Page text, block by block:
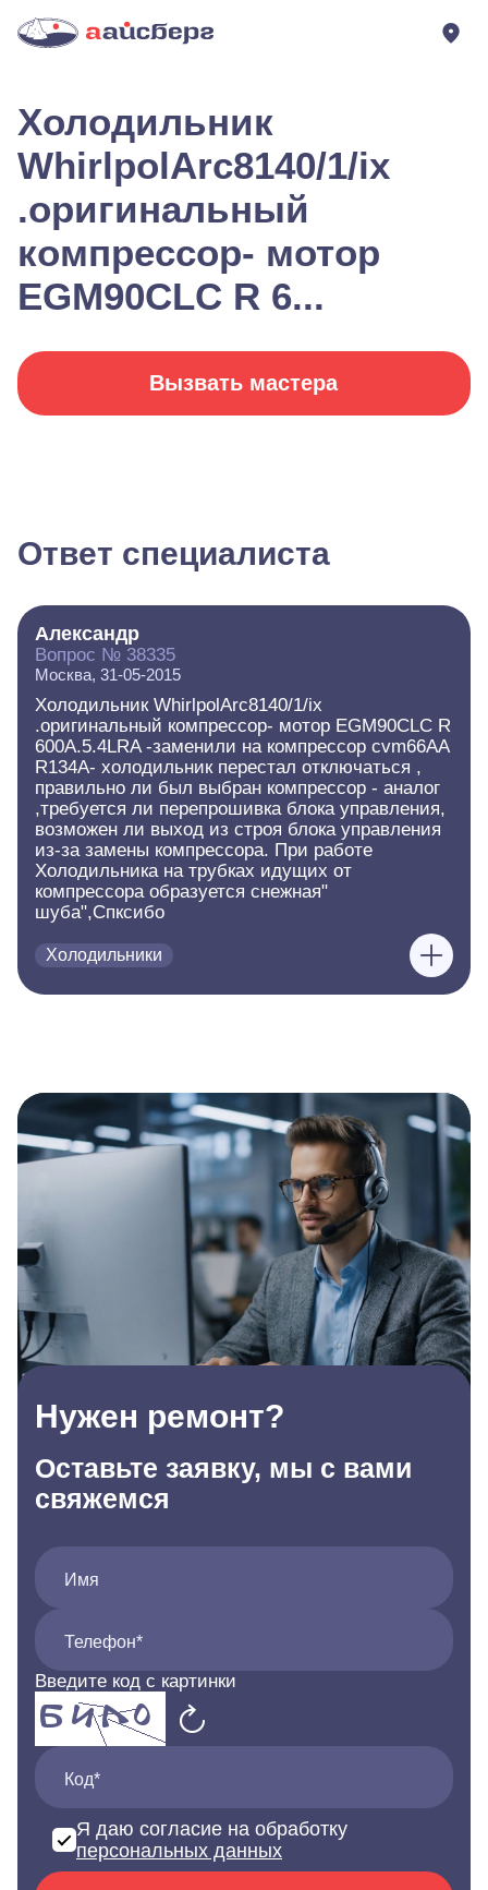
Холодильник
WhirlpolArc8140/1/ix
.оригинальный
компрессор- мотор
EGM90CLC R 6...
Вызвать мастера
Ответ специалиста
Александр
Вопрос № 38335
Москва, 31-05-2015
Холодильник WhirlpolArc8140/1/ix
.оригинальный компрессор- мотор EGM90CLC R
600A.5.4LRA -заменили на компрессор cvm66AA
R134A- холодильник перестал отключаться ,
правильно ли был выбран компрессор - аналог
,требуется ли перепрошивка блока управления,
возможен ли выход из строя блока управления
из-за замены компреcсора. При работе
Холодильника на трубках идущих от
компрессора образуется снежная"
шуба",Спксибо
Холодильники
Нужен ремонт?
Оставьте заявку, мы с вами
свяжемся
Имя
Телефон*
Введите код с картинки
Код*
Я даю согласие на обработку
персональных данных